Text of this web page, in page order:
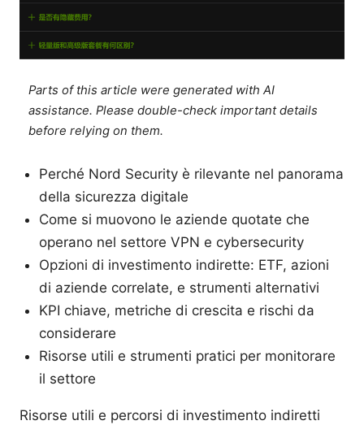
Parts of this article were generated with AI
assistance. Please double-check important details
before relying on them.
Perché Nord Security è rilevante nel panorama
della sicurezza digitale
Come si muovono le aziende quotate che
operano nel settore VPN e cybersecurity
Opzioni di investimento indirette: ETF, azioni
di aziende correlate, e strumenti alternativi
KPI chiave, metriche di crescita e rischi da
considerare
Risorse utili e strumenti pratici per monitorare
il settore
Risorse utili e percorsi di investimento indiretti